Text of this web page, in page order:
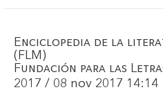
Enciclopedia de la
(FLM)
Fundación para las
2017 / 08 nov 2017 14:14